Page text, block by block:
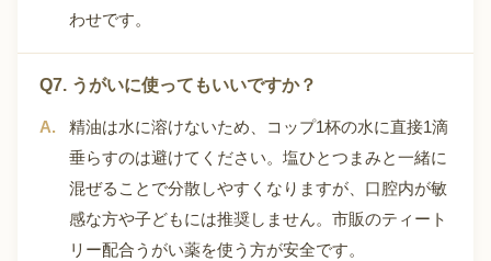
わせです。
Q7. うがいに使ってもいいですか？
精油は水に溶けないため、コップ1杯の水に直接1滴
垂らすのは避けてください。塩ひとつまみと一緒に
混ぜることで分散しやすくなりますが、口腔内が敏
感な方や子どもには推奨しません。市販のティート
リー配合うがい薬を使う方が安全です。